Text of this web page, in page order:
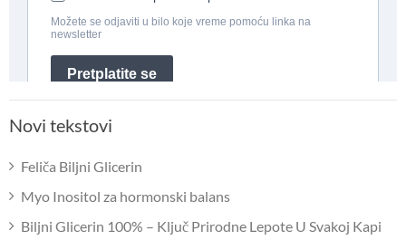
Novi tekstovi
Feliča Biljni Glicerin
Myo Inositol za hormonski balans
Biljni Glicerin 100% – Ključ Prirodne Lepote U Svakoj Kapi